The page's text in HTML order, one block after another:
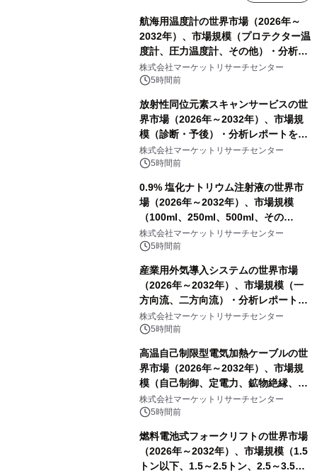
航海用温度計の世界市場（2026年～
2032年）、市場規模（プロテクター温
度計、圧力温度計、その他）・分析レ
ポートを発表
株式会社マーケットリサーチセンター
5時間前
放射性同位元素スキャンサービスの世
界市場（2026年～2032年）、市場規
模（診断・予後）・分析レポートを発
表
株式会社マーケットリサーチセンター
5時間前
0.9% 塩化ナトリウム注射液の世界市
場（2026年～2032年）、市場規模
（100ml、250ml、500ml、その
他）・分析レポートを発表
株式会社マーケットリサーチセンター
5時間前
産業用外気導入システムの世界市場
（2026年～2032年）、市場規模（一
方向流、二方向流）・分析レポートを
発表
株式会社マーケットリサーチセンター
5時間前
高温自己制限型電気加熱ケーブルの世
界市場（2026年～2032年）、市場規
模（自己制御、定電力、鉱物絶縁、表
皮効果）・分析レポートを発表
株式会社マーケットリサーチセンター
5時間前
燃料電池式フォークリフトの世界市場
（2026年～2032年）、市場規模（1.5
トン以下、1.5～2.5トン、2.5～3.5ト